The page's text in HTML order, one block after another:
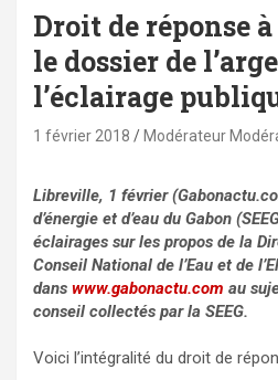
Droit de réponse à
le dossier de
l’éclairage
1 février 2018 Modérateur
Libreville, 1 février
d’énergie et d’eau du Gabon
éclairages sur les propos de la
Conseil National de l’Eau et de
dans www.gabonactu.com au
conseil collectés par la SEEG.
Voici l’intégralité du droit de